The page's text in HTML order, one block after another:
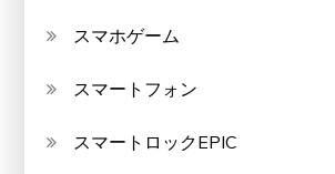
スマホゲーム
スマートフォン
スマートロックEPIC